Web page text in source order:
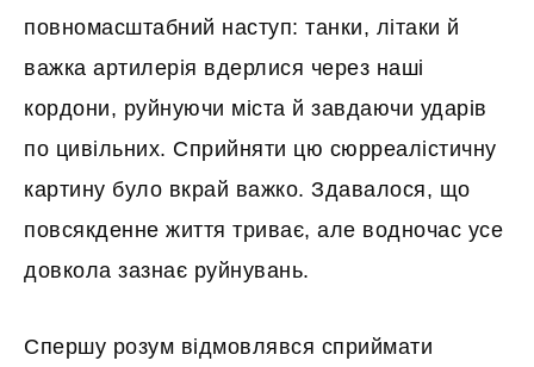
повномасштабний наступ: танки, літаки й
важка артилерія вдерлися через наші
кордони, руйнуючи міста й завдаючи ударів
по цивільних. Сприйняти цю сюрреалістичну
картину було вкрай важко. Здавалося, що
повсякденне життя триває, але водночас усе
довкола зазнає руйнувань.
Спершу розум відмовлявся сприймати